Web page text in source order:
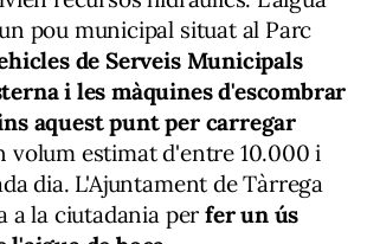
pou municipal situat al Parc
de Serveis Municipals
i les màquines d'escombrar
aquest punt per carregar
volum estimat d'entre 10.000 i
dia. L'Ajuntament de Tàrrega
a la ciutadania per fer un ús